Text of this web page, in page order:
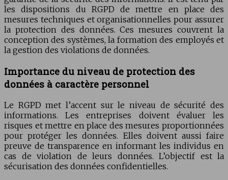
les dispositions du RGPD de mettre en place des
mesures techniques et organisationnelles pour assurer
la protection des données. Ces mesures couvrent la
conception des systèmes, la formation des employés et
la gestion des violations de données.
Importance du niveau de protection des
données à caractère personnel
Le RGPD met l’accent sur le niveau de sécurité des
informations. Les entreprises doivent évaluer les
risques et mettre en place des mesures proportionnées
pour protéger les données. Elles doivent aussi faire
preuve de transparence en informant les individus en
cas de violation de leurs données. L’objectif est la
sécurisation des données confidentielles.